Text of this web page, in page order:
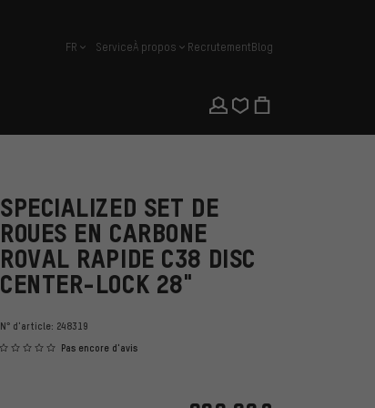
français
FR ServiceÀ propos RecrutementBlog
SPECIALIZED SET DE
ROUES EN CARBONE
ROVAL RAPIDE C38 DISC
CENTER-LOCK 28"
N° d'article: 248319
Pas encore d'avis